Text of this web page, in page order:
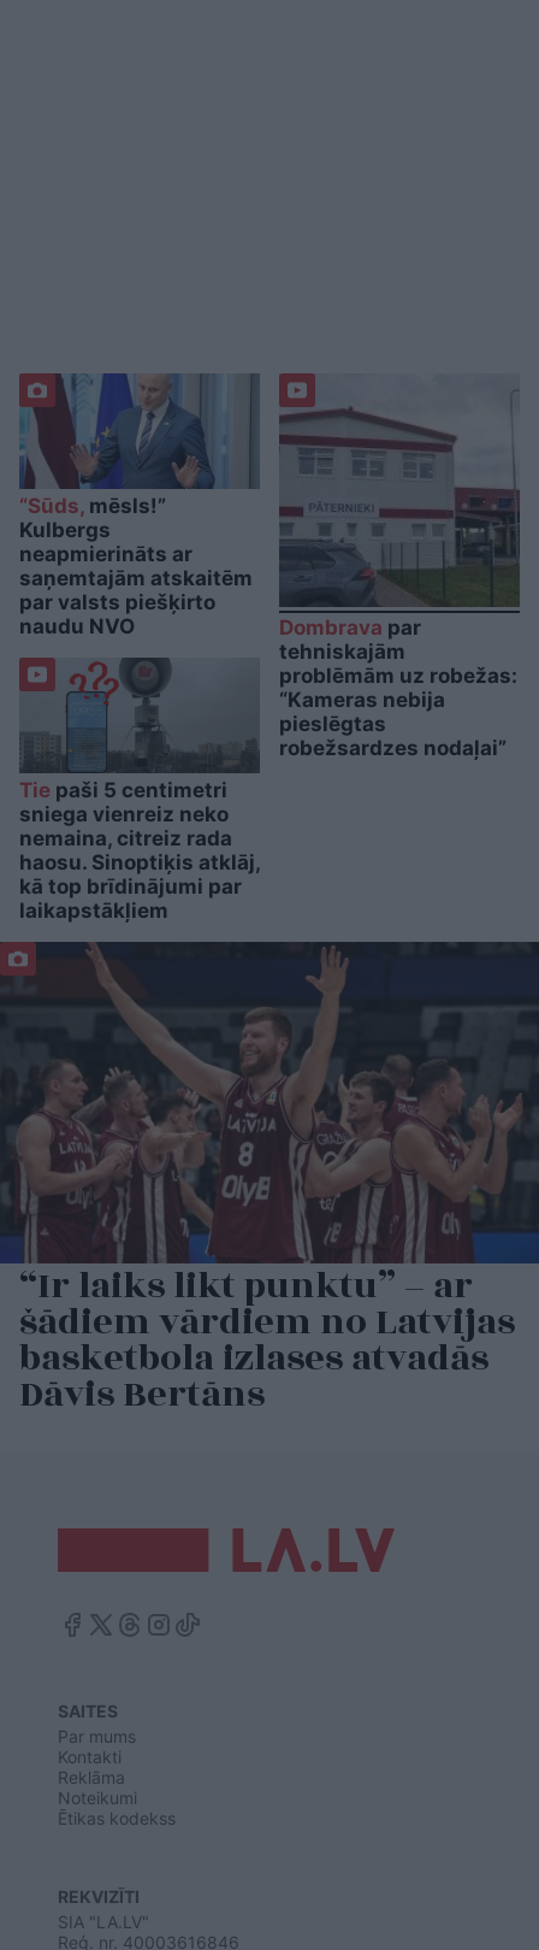
“Sūds, mēsls!”
Kulbergs
neapmierināts ar
saņemtajām atskaitēm
par valsts piešķirto
naudu NVO
Tie paši 5 centimetri
sniega vienreiz neko
nemaina, citreiz rada
haosu. Sinoptiķis atklāj,
kā top brīdinājumi par
laikapstākļiem
Dombrava par
tehniskajām
problēmām uz robežas:
“Kameras nebija
pieslēgtas
robežsardzes nodaļai”
“Ir laiks likt punktu” – ar
šādiem vārdiem no Latvijas
basketbola izlases atvadās
Dāvis Bertāns
SAITES
Par mums
Kontakti
Reklāma
Noteikumi
Ētikas kodekss
REKVIZĪTI
SIA "LA.LV"
Reģ. nr. 40003616846